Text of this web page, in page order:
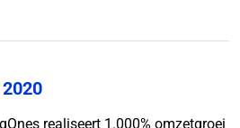
2020
realiseert 1.000% omzetgroei